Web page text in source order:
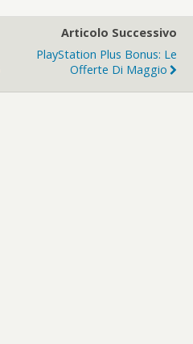
Articolo Successivo
PlayStation Plus Bonus: Le
Offerte Di Maggio